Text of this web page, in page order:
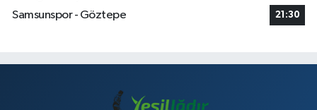
Samsunspor - Göztepe
21:30